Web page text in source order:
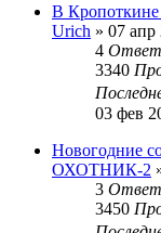
В Кропоткине
Urich » 07 апр
4
3340
03 фев
Новогодние
ОХОТНИК-2
3
3450